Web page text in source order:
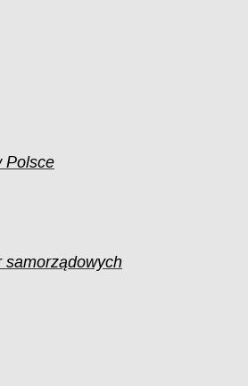
Polsce
samorządowych